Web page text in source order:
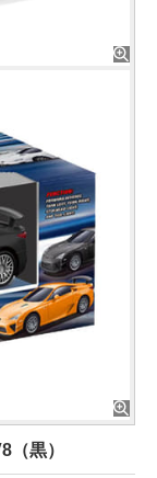
（黒）